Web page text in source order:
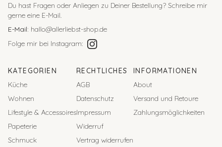
Du hast Fragen oder Anliegen zu Deiner Bestellung? Schreibe mir
gerne eine E-Mail.
E-Mail: hallo@allerliebst-shop.de
Folge mir bei Instagram:
KATEGORIEN
Küche
Wohnen
Lifestyle & Accessoires
Papeterie
Schmuck
RECHTLICHES
AGB
Datenschutz
Impressum
Widerruf
Vertrag widerrufen
INFORMATIONEN
About
Versand und Retoure
Zahlungsmöglichkeiten